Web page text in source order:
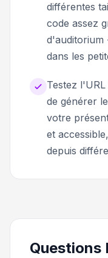
différentes
code assez
d'auditorium
dans les
Testez
de générer
votre
et
depuis
Questions